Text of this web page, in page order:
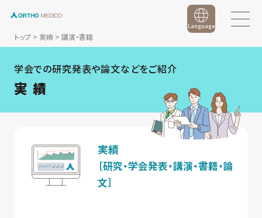
トップ> 実績 > 講演・書籍
Language
学会での研究発表や論文などをご紹介
実 績
実績
［研究・学会発表・講演・書籍・論
文］